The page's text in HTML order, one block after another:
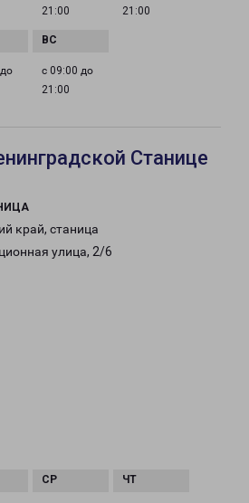
21:00
21:00
с 09:00 до
21:00
Станице
край, станица
улица, 2/6